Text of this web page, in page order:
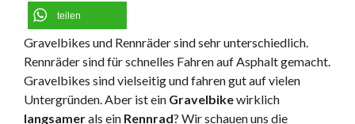
teilen
Gravelbikes und Rennräder sind sehr unterschiedlich.
Rennräder sind für schnelles Fahren auf Asphalt gemacht.
Gravelbikes sind vielseitig und fahren gut auf vielen
Untergründen. Aber ist ein Gravelbikewirklich
langsamerals ein Rennrad? Wir schauen uns die